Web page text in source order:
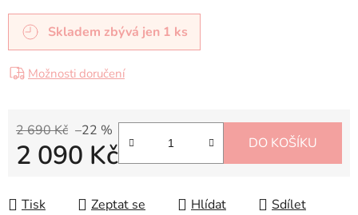
Skladem zbývá jen 1 ks
Možnosti doručení
2 690 Kč –22 %
2 090 Kč DO KOŠÍKU
Tisk Zeptat se Hlídat Sdílet